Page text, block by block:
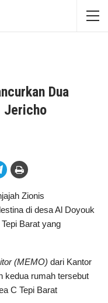
Dua
Jericho
Zionis
di desa Al Doyouk
Barat yang
(MEMO) dari Kantor
kedua rumah tersebut
C Tepi Barat